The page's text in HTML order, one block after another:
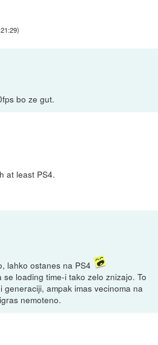
)
bo ze gut.
at least PS4.
lahko ostanes na PS4
loading time-i tako zelo znizajo. To
ampak imas vecinoma na
nemoteno.